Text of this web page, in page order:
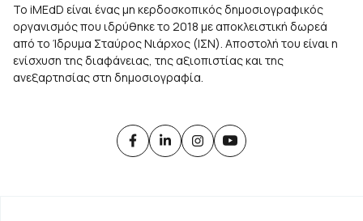
Το iMEdD είναι ένας μη κερδοσκοπικός δημοσιογραφικός
οργανισμός που ιδρύθηκε το 2018 με αποκλειστική δωρεά
από το Ίδρυμα Σταύρος Νιάρχος (ΙΣΝ). Αποστολή του είναι η
ενίσχυση της διαφάνειας, της αξιοπιστίας και της
ανεξαρτησίας στη δημοσιογραφία.